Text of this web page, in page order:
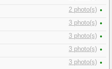
2 photo(s) •
3 photo(s) •
3 photo(s) •
3 photo(s) •
3 photo(s) •